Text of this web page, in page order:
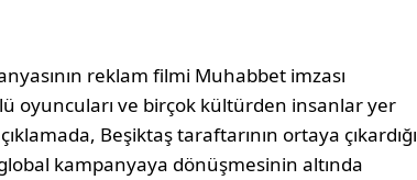
reklam filmi Muhabbet imzası
oyuncuları ve birçok kültürden insanlar yer
Beşiktaş taraftarının ortaya çıkardığı
kampanyaya dönüşmesinin altında